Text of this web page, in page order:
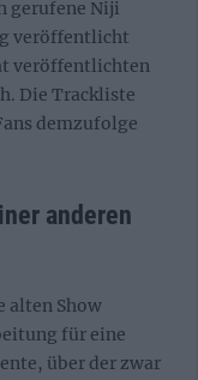
gerufene Niji
veröffentlicht
veröffentlichten
Die Trackliste
demzufolge
anderen
alten Show
für eine
über der zwar